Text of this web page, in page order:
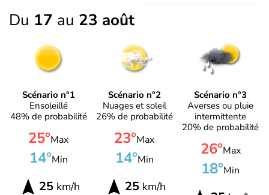
Du 17 au 23 août
Scénario n°1
Ensoleillé
48% de probabilité
25°Max
14°Min
25km/h
Scénario n°2
Nuages et soleil
26% de probabilité
23°Max
14°Min
25km/h
Scénario n°3
Averses ou pluie
intermittente
20% de probabilité
26°Max
18°Min